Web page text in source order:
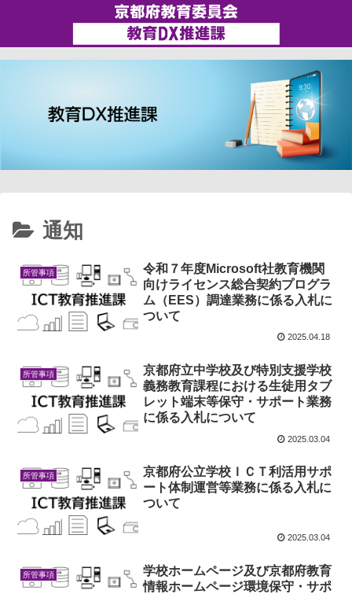
通知
所管事項
令和７年度Microsoft社教育機関
向けライセンス総合契約プログラ
ム（EES）調達業務に係る入札に
ついて
2025.04.18
所管事項
京都府立中学校及び特別支援学校
義務教育課程における生徒用タブ
レット端末等保守・サポート業務
に係る入札について
2025.03.04
所管事項
京都府公立学校ＩＣＴ利活用サポ
ート体制運営等業務に係る入札に
ついて
2025.03.04
所管事項
学校ホームページ及び京都府教育
情報ホームページ環境保守・サポ